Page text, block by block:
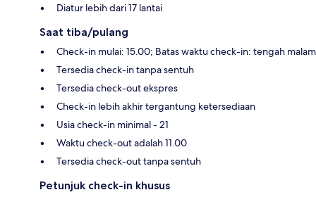
Diatur lebih dari 17 lantai
Saat tiba/pulang
Check-in mulai: 15.00; Batas waktu check-in: tengah malam
Tersedia check-in tanpa sentuh
Tersedia check-out ekspres
Check-in lebih akhir tergantung ketersediaan
Usia check-in minimal - 21
Waktu check-out adalah 11.00
Tersedia check-out tanpa sentuh
Petunjuk check-in khusus